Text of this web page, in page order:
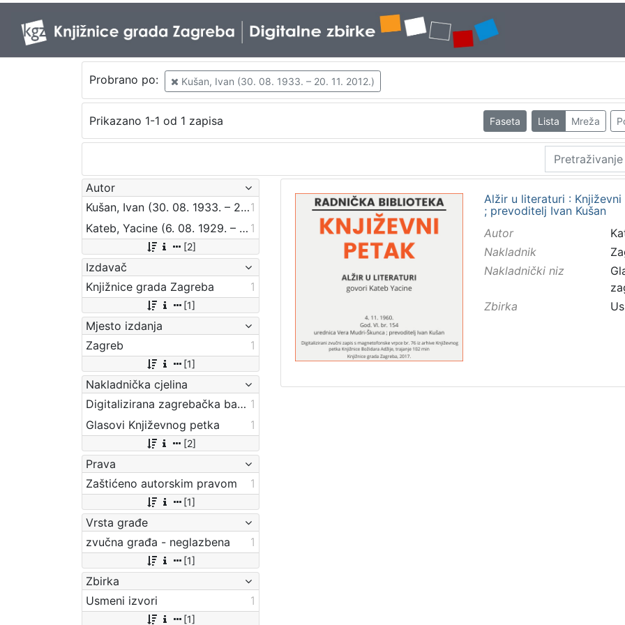
Probrano po: Kušan, Ivan (30. 08. 1933. – 20. 11. 2012.)
Prikazano 1-1 od 1 zapisa Faseta Lista Mreža
Autor
Kušan, Ivan (30. 08. 1933. – 20. 11. 2012.)1
Kateb, Yacine (6. 08. 1929. – 28. 10. 1989.) 1
[2]
Izdavač
Knjižnice grada Zagreba
1
[1]
Mjesto izdanja
Zagreb
1
[1]
Nakladnička cjelina
Digitalizirana zagrebačka baština 1
Glasovi Književnog petka
1
[2]
Prava
Zaštićeno autorskim pravom
1
[1]
Vrsta građe
zvučna građa - neglazbena
1
[1]
Zbirka
Usmeni izvori
1
[1]
Alžir u literaturi :
; prevoditelj Ivan Kušan
Autor
Nakladnik
Nakladnički niz
Zbirka